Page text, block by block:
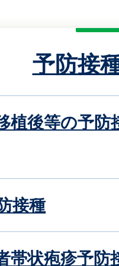
予防接
植後等の予防
接種
帯状疱疹予防